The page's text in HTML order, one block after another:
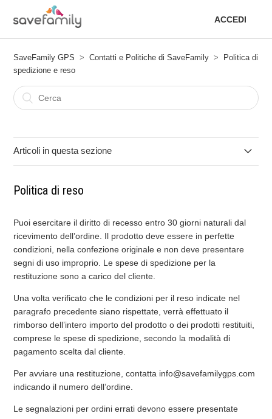
ACCEDI
SaveFamily GPS Contatti e Politiche di SaveFamily
Politica di
spedizione e reso
Articoli in questa sezione
Politica di reso
Puoi esercitare il diritto di recesso entro 30 giorni naturali dal
ricevimento dell’ordine. Il prodotto deve essere in perfette
condizioni, nella confezione originale e non deve presentare
segni di uso improprio. Le spese di spedizione per la
restituzione sono a carico del cliente.
Una volta verificato che le condizioni per il reso indicate nel
paragrafo precedente siano rispettate, verrà effettuato il
rimborso dell’intero importo del prodotto o dei prodotti restituiti,
comprese le spese di spedizione, secondo la modalità di
pagamento scelta dal cliente.
Per avviare una restituzione, contatta info@savefamilygps.com
indicando il numero dell’ordine.
Le segnalazioni per ordini errati devono essere presentate